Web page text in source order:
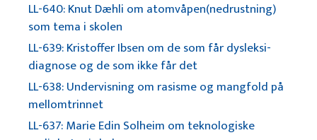
LL-640: Knut Dæhli om atomvåpen(nedrustning)
som tema i skolen
LL-639: Kristoffer Ibsen om de som får dysleksi-
diagnose og de som ikke får det
LL-638: Undervisning om rasisme og mangfold på
mellomtrinnet
LL-637: Marie Edin Solheim om teknologiske